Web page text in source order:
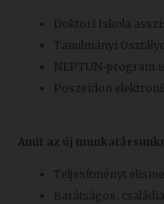
Doktori Iskola
Tanulmányi
NEPTUN-program
Poszeidon
Amit az új
Teljesítményt
Barátságos,